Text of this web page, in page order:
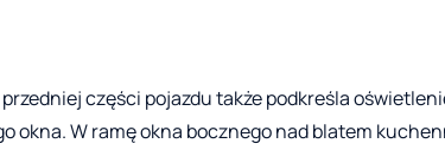
części pojazdu także podkreśla
okna. W ramę okna bocznego nad blatem